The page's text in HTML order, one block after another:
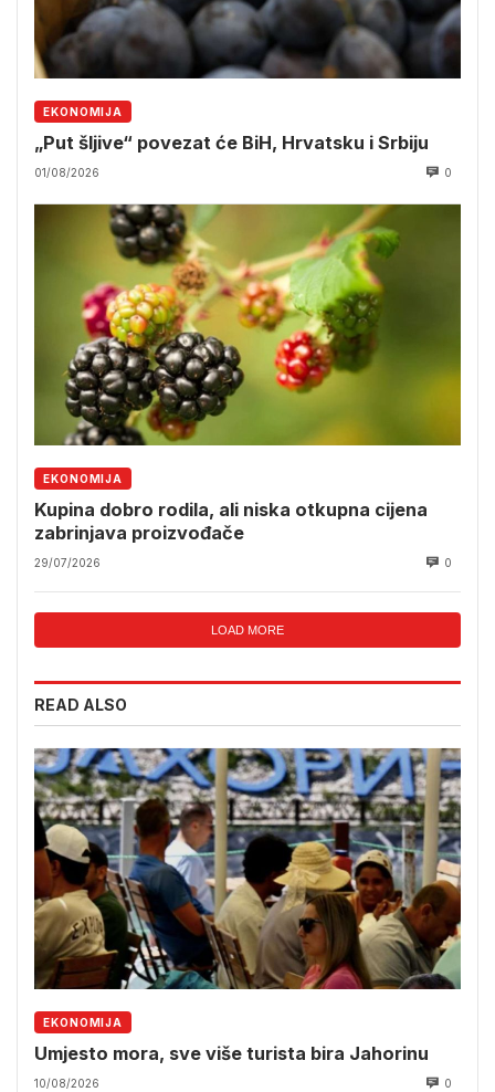
EKONOMIJA
„Put šljive“ povezat će BiH, Hrvatsku i Srbiju
01/08/2026 0
EKONOMIJA
Kupina dobro rodila, ali niska otkupna cijena
zabrinjava proizvođače
29/07/2026 0
LOAD MORE
READ ALSO
EKONOMIJA
Umjesto mora, sve više turista bira Jahorinu
10/08/2026 0